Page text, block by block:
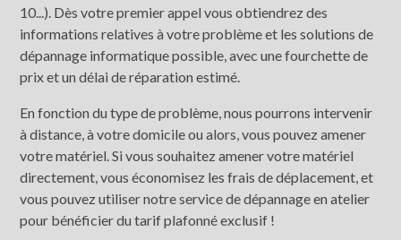
10...). Dès votre premier appel vous obtiendrez des
informations relatives à votre problème et les solutions de
dépannage informatique possible, avec une fourchette de
prix et un délai de réparation estimé.
En fonction du type de problème, nous pourrons intervenir
à distance, à votre domicile ou alors, vous pouvez amener
votre matériel. Si vous souhaitez amener votre matériel
directement, vous économisez les frais de déplacement, et
vous pouvez utiliser notre service de dépannage en atelier
pour bénéficier du tarif plafonné exclusif !